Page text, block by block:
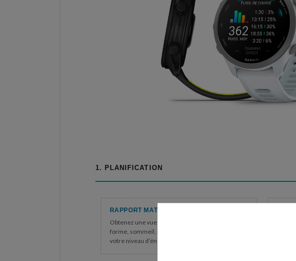
1. PLANIFICATION
RAPPORT MATINAL
Obtenez une vue d’ensemble sur votre état de
forme, sommeil, récupération, statut VFC, suivi de
votre niveau d’énergie…